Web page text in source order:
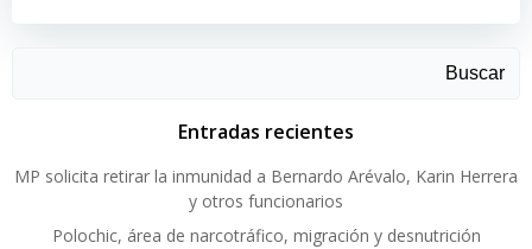
Buscar
Entradas recientes
MP solicita retirar la inmunidad a Bernardo Arévalo, Karin Herrera
y otros funcionarios
Polochic, área de narcotráfico, migración y desnutrición